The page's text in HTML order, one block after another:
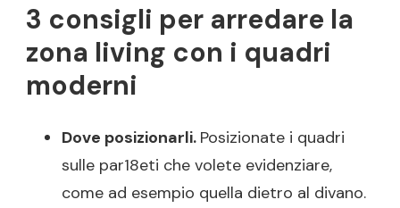
3 consigli per arredare la
zona living con i quadri
moderni
Dove posizionarli. Posizionate i quadri
sulle par18eti che volete evidenziare,
come ad esempio quella dietro al divano.